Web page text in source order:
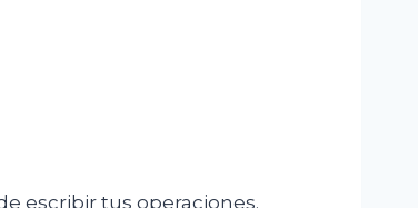
escribir tus operaciones.